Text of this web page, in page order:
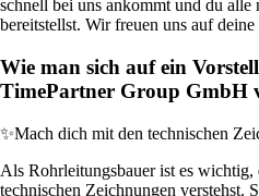
schnell bei uns ankommt und du
bereitstellst. Wir freuen uns auf
Wie man sich auf ein
TimePartner Group GmbH
✨Mach dich mit den technischen
Als Rohrleitungsbauer ist es wichtig,
technischen Zeichnungen verstehst.